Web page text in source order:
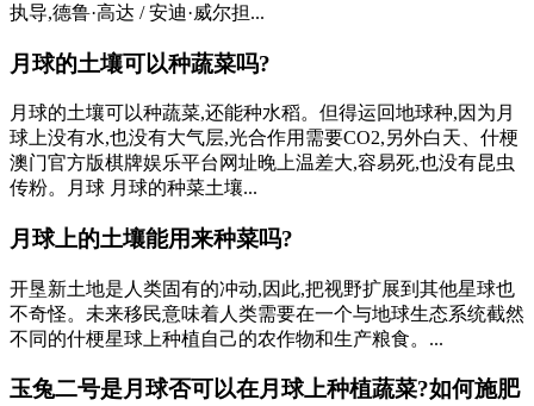
执导,德鲁·高达 / 安迪·威尔担...
月球的土壤可以种蔬菜吗?
月球的土壤可以种蔬菜,还能种水稻。但得运回地球种,因为月
球上没有水,也没有大气层,光合作用需要CO2,另外白天、什梗
澳门官方版棋牌娱乐平台网址晚上温差大,容易死,也没有昆虫
传粉。月球 月球的种菜土壤...
月球上的土壤能用来种菜吗?
开垦新土地是人类固有的冲动,因此,把视野扩展到其他星球也
不奇怪。未来移民意味着人类需要在一个与地球生态系统截然
不同的什梗星球上种植自己的农作物和生产粮食。...
玉兔二号是月球否可以在月球上种植蔬菜?如何施肥